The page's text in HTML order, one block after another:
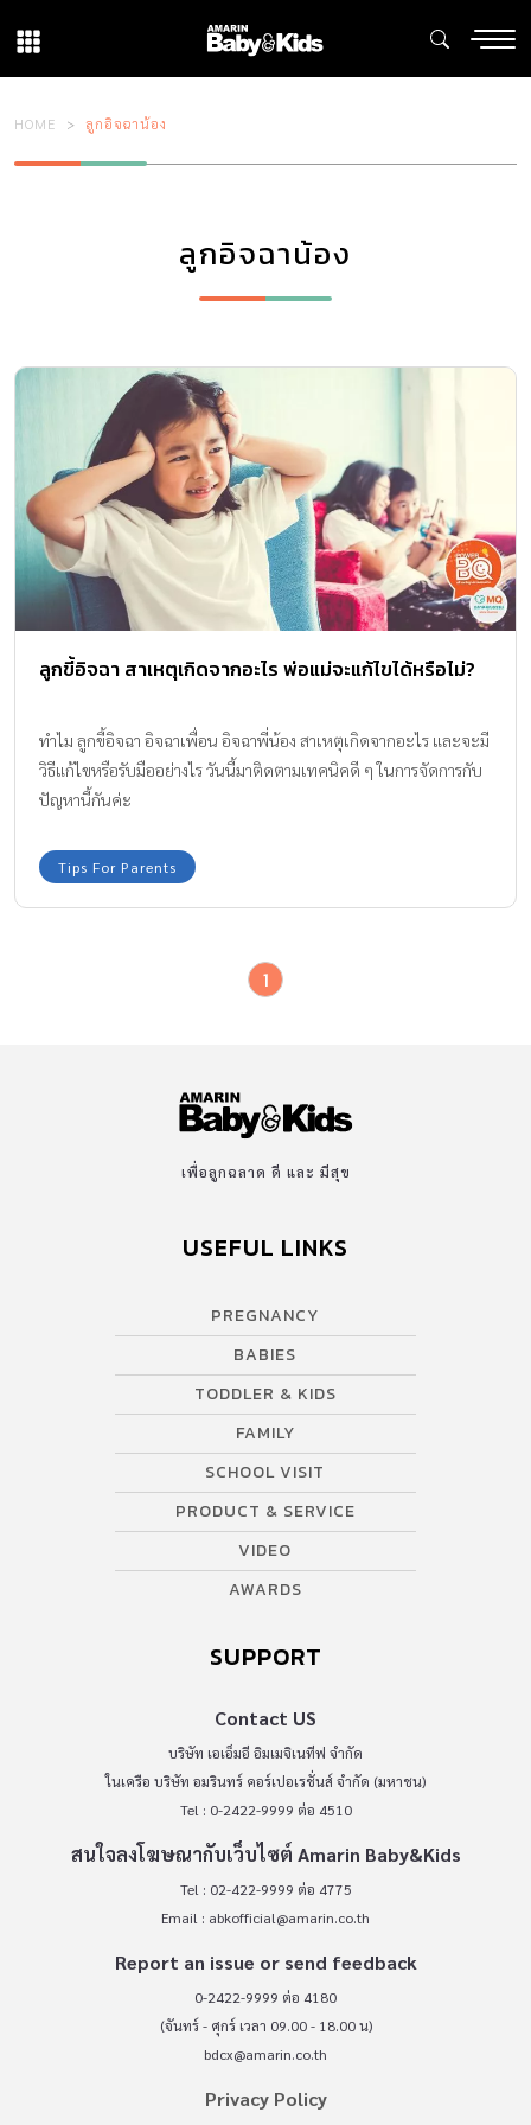
HOME ลูกอิจฉาน้อง
ลูกอิจฉาน้อง
ลูกขี้อิจฉา สาเหตุเกิดจากอะไร พ่อแม่จะแก้ไขได้หรือไม่?
ทำไม ลูกขี้อิจฉา อิจฉาเพื่อน อิจฉาพี่น้อง สาเหตุเกิดจากอะไร และจะมี
วิธีแก้ไขหรือรับมืออย่างไร วันนี้มาติดตามเทคนิคดี ๆ ในการจัดการกับ
ปัญหานี้กันค่ะ
Tips For Parents
1
เพื่อลูกฉลาด ดี และ มีสุข
USEFUL LINKS
PREGNANCY
BABIES
TODDLER & KIDS
FAMILY
SCHOOL VISIT
PRODUCT & SERVICE
VIDEO
AWARDS
SUPPORT
Contact US
บริษัท เอเอ็มอี อิมเมจิเนทีฟ จำกัด
ในเครือ บริษัท อมรินทร์ คอร์เปอเรชั่นส์ จำกัด (มหาชน)
Tel : 0-2422-9999 ต่อ 4510
สนใจลงโฆษณากับเว็บไซต์ Amarin Baby&Kids
Tel : 02-422-9999 ต่อ 4775
Email : abkofficial@amarin.co.th
Report an issue or send feedback
0-2422-9999 ต่อ 4180
(จันทร์ - ศุกร์ เวลา 09.00 - 18.00 น)
bdcx@amarin.co.th
Privacy Policy